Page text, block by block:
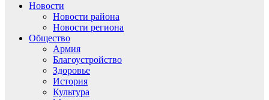
Новости
Новости района
Новости региона
Общество
Армия
Благоустройство
Здоровье
История
Культура